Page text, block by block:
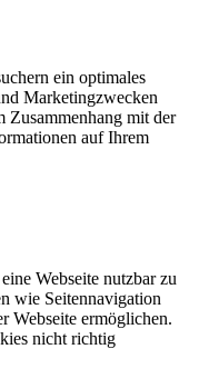
ein optimales
Marketingzwecken
Zusammenhang mit der
auf Ihrem
Webseite nutzbar zu
wie Seitennavigation
Webseite ermöglichen.
nicht richtig